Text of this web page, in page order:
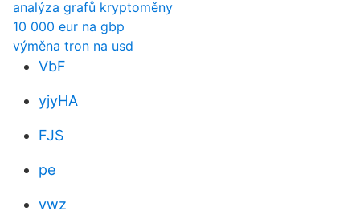
analýza grafů kryptoměny
10 000 eur na gbp
výměna tron ​​na usd
VbF
yjyHA
FJS
pe
vwz